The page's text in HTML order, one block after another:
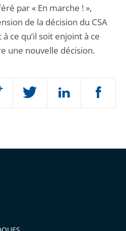
par « En marche ! »,
de la décision du CSA
ce qu’il soit enjoint à ce
une nouvelle décision.